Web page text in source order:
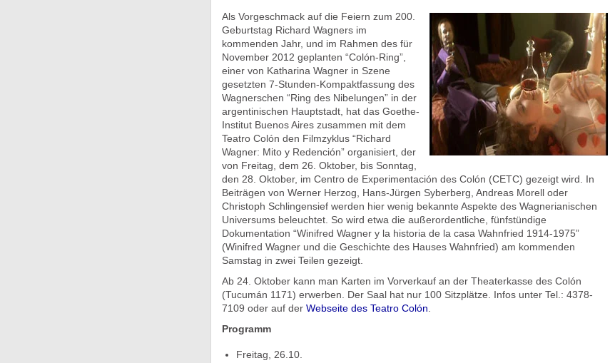
Als Vorgeschmack auf die Feiern zum 200.
Geburtstag Richard Wagners im
kommenden Jahr, und im Rahmen des für
November 2012 geplanten “Colón-Ring”,
einer von Katharina Wagner in Szene
gesetzten 7-Stunden-Kompaktfassung des
Wagnerschen “Ring des Nibelungen” in der
argentinischen Hauptstadt, hat das Goethe-
Institut Buenos Aires zusammen mit dem
Teatro Colón den Filmzyklus “Richard
Wagner: Mito y Redención” organisiert, der
von Freitag, dem 26. Oktober, bis Sonntag,
den 28. Oktober, im Centro de Experimentación des Colón (CETC) gezeigt wird. In
Beiträgen von Werner Herzog, Hans-Jürgen Syberberg, Andreas Morell oder
Christoph Schlingensief werden hier wenig bekannte Aspekte des Wagnerianischen
Universums beleuchtet. So wird etwa die außerordentliche, fünfstündige
Dokumentation “Winifred Wagner y la historia de la casa Wahnfried 1914-1975”
(Winifred Wagner und die Geschichte des Hauses Wahnfried) am kommenden
Samstag in zwei Teilen gezeigt.
Ab 24. Oktober kann man Karten im Vorverkauf an der Theaterkasse des Colón
(Tucumán 1171) erwerben. Der Saal hat nur 100 Sitzplätze. Infos unter Tel.: 4378-
7109 oder auf der Webseite des Teatro Colón
Programm
Freitag, 26.10.